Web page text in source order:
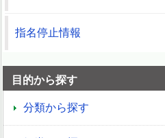
指名停止情報
目的から探す
分類から探す